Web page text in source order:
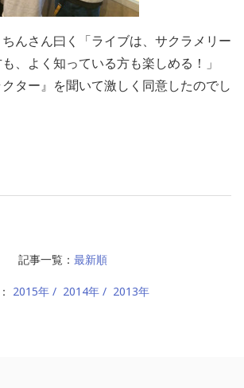
んさん曰く「ライブは、サクラメリー
、よく知っている方も楽しめる！」
ター』を聞いて激しく同意したのでし
記事一覧： 最新順
2015年 2014年 2013年